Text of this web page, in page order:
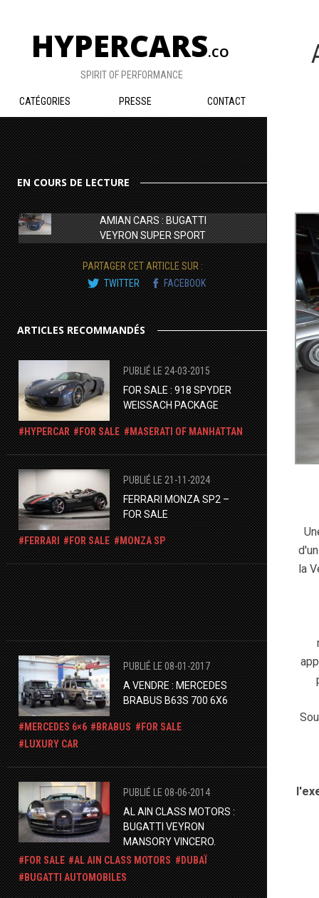
HYPERCARS.CO
SPIRIT OF PERFORMANCE
CATÉGORIES PRESSE CONTACT
EN COURS DE LECTURE
AMIAN CARS : BUGATTI
VEYRON SUPER SPORT
PARTAGER CET ARTICLE SUR :
TWITTER
FACEBOOK
ARTICLES RECOMMANDÉS
PUBLIÉ LE 24-03-2015
FOR SALE : 918 SPYDER
WEISSACH PACKAGE
HYPERCAR FOR SALE MASERATI OF MANHATTAN
PUBLIÉ LE 21-11-2024
FERRARI MONZA SP2 –
FOR SALE
FERRARI FOR SALE MONZA SP
PUBLIÉ LE 08-01-2017
A VENDRE : MERCEDES
BRABUS B63S 700 6X6
MERCEDES 6×6 BRABUS
FOR SALE
LUXURY CAR
PUBLIÉ LE 08-06-2014
AL AIN CLASS MOTORS :
BUGATTI VEYRON
MANSORY VINCERO.
FOR SALE
AL AIN CLASS MOTORS
DUBAÏ
BUGATTI AUTOMOBILES
la